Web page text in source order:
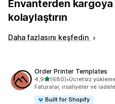
Envanterden
kolaylaştırın
Daha fazlasını keşfedin
Order Printer Templates
4,95 yıldız üzerinden
(680)
toplam 680 değerlendirme
•Ücretsiz
Faturalar, irsaliyeler ve
Built for Shopify